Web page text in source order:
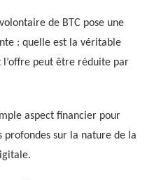
de BTC pose une
: quelle est la véritable
peut être réduite par
aspect financier pour
profondes sur la nature de la